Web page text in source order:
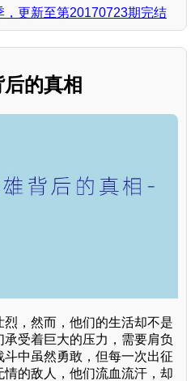
更新至第20170723期完结
的真相
，然而，他们的生活却不是
受着巨大的压力，需要肩负
中虽然勇敢，但每一次出征
的敌人，他们流血流汗，却